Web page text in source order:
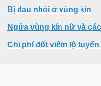
Bị đau nhói ở vùng kín
Ngứa vùng kín nữ và
Chi phí đốt viêm lộ